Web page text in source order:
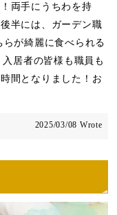
両手にうちわを持
半には、ガーデン職
が綺麗に食べられる
居者の皆様も職員も
間となりました！お
2025/03/08 Wrote